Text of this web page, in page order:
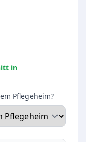
das
Bedürfnissen
steht ein
Das
eine
in
Pflegeheim?